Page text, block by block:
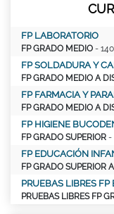
FP LABORATORIO
FP GRADO MEDIO -
FP SOLDADURA Y
FP GRADO MEDIO A
FP FARMACIA Y
FP GRADO MEDIO A
FP HIGIENE
FP GRADO SUPERIOR -
FP EDUCACIÓN
FP GRADO SUPERIOR
PRUEBAS LIBRES FP
PRUEBAS LIBRES FP